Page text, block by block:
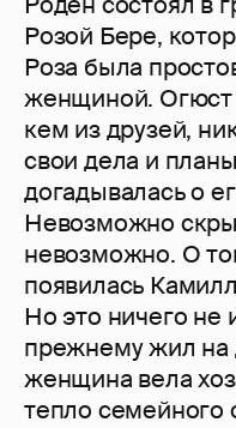
Розой Бере,
Роза была
женщиной. Огюст
кем из друзей,
свои дела и
догадывалась о
Невозможно
невозможно. О
появилась
Но это ничего не
прежнему жил на
женщина вела
тепло семейного